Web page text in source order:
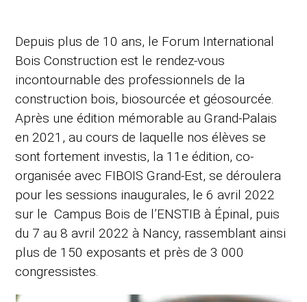
Depuis plus de 10 ans, le Forum International
Bois Construction est le rendez-vous
incontournable des professionnels de la
construction bois, biosourcée et géosourcée.
Après une édition mémorable au Grand-Palais
en 2021, au cours de laquelle nos élèves se
sont fortement investis, la 11e édition, co-
organisée avec FIBOIS Grand-Est, se déroulera
pour les sessions inaugurales, le 6 avril 2022
sur le Campus Bois de l’ENSTIB à Épinal, puis
du 7 au 8 avril 2022 à Nancy, rassemblant ainsi
plus de 150 exposants et près de 3 000
congressistes.